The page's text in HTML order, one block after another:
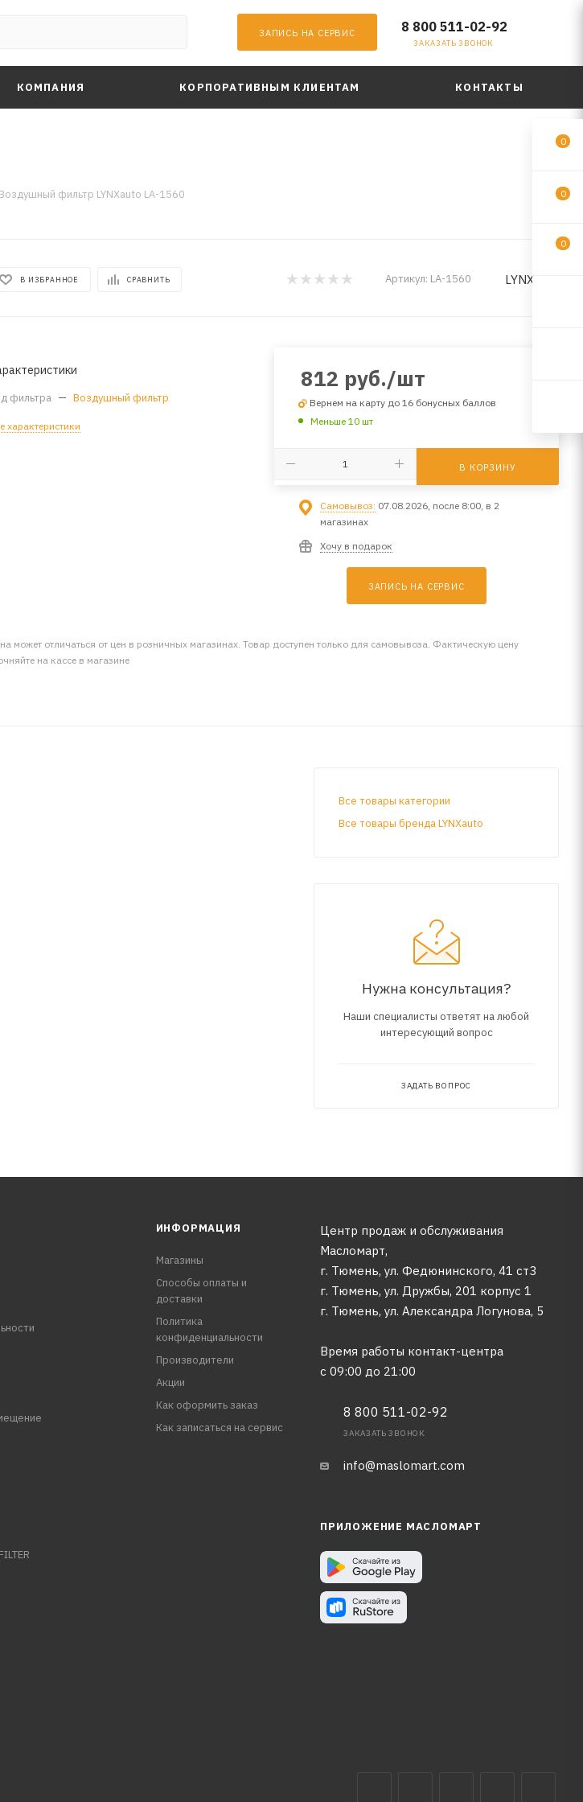
ЗАПИСЬ НА СЕРВИС 8 800 511-02-92
ЗАКАЗАТЬ ЗВОНОК
КОМПАНИЯ КОРПОРАТИВНЫМ КЛИЕНТАМ КОНТАКТЫ
Воздушный фильтр LYNXauto LA-1560
В ИЗБРАННОЕ СРАВНИТЬ Артикул: LA-1560 LYNXauto
фильтра — Воздушный фильтр
характеристики
812 руб./шт
Вернем на карту до 16 бонусных баллов
Меньше 10 шт
В КОРЗИНУ
Самовывоз: 07.08.2026, после 8:00, в 2
магазинах
Хочу в подарок
ЗАПИСЬ НА СЕРВИС
может отличаться от цен в розничных магазинах. Товар доступен только для самовывоза. Фактическую цену
на кассе в магазине
Все товары категории
Все товары бренда LYNXauto
Нужна консультация?
Наши специалисты ответят на любой
интересующий вопрос
ЗАДАТЬ ВОПРОС
ИНФОРМАЦИЯ
Магазины
Способы оплаты и
доставки
Политика
конфиденциальности
Производители
Акции
Как оформить заказ
Как записаться на сервис
Центр продаж и обслуживания
Масломарт,
г. Тюмень, ул. Федюнинского, 41 ст3
г. Тюмень, ул. Дружбы, 201 корпус 1
г. Тюмень, ул. Александра Логунова, 5
Время работы контакт-центра
с 09:00 до 21:00
8 800 511-02-92
ЗАКАЗАТЬ ЗВОНОК
info@maslomart.com
ПРИЛОЖЕНИЕ МАСЛОМАРТ
0
0
0